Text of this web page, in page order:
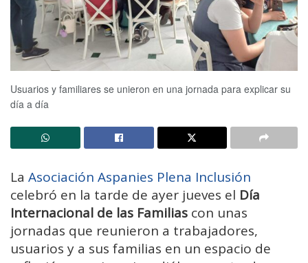
Usuarios y familiares se unieron en una jornada para explicar su
día a día
La Asociación Aspanies Plena Inclusión
celebró en la tarde de ayer jueves el Día
Internacional de las Familias con unas
jornadas que reunieron a trabajadores,
usuarios y a sus familias en un espacio de